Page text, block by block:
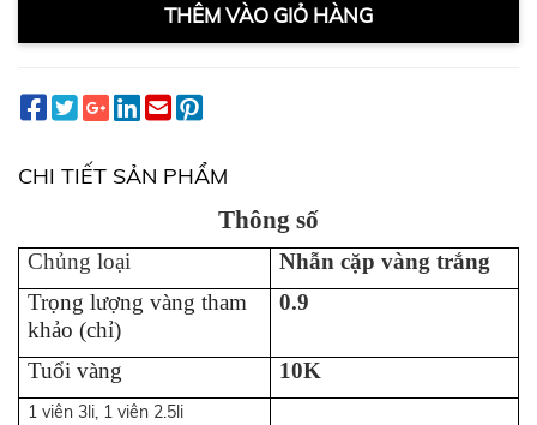
THÊM VÀO GIỎ HÀNG
CHI TIẾT SẢN PHẨM
Thông số
Chủng loại
Nhẫn cặp vàng trắng
Trọng lượng vàng tham
khảo (chỉ)
0.9
Tuổi vàng 10K
1 viên 3li, 1 viên 2.5li